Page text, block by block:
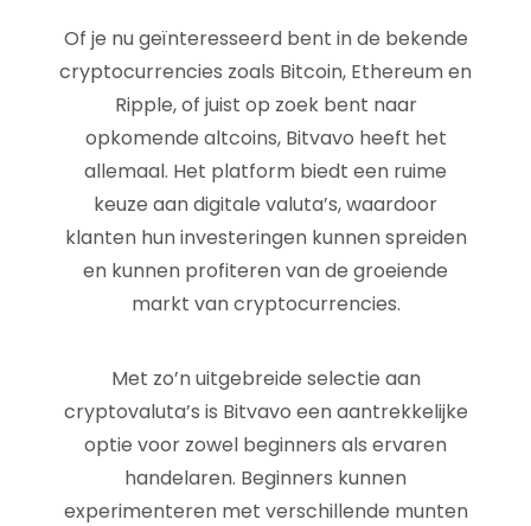
Of je nu geïnteresseerd bent in de bekende
cryptocurrencies zoals Bitcoin, Ethereum en
Ripple, of juist op zoek bent naar
opkomende altcoins, Bitvavo heeft het
allemaal. Het platform biedt een ruime
keuze aan digitale valuta’s, waardoor
klanten hun investeringen kunnen spreiden
en kunnen profiteren van de groeiende
markt van cryptocurrencies.
Met zo’n uitgebreide selectie aan
cryptovaluta’s is Bitvavo een aantrekkelijke
optie voor zowel beginners als ervaren
handelaren. Beginners kunnen
experimenteren met verschillende munten